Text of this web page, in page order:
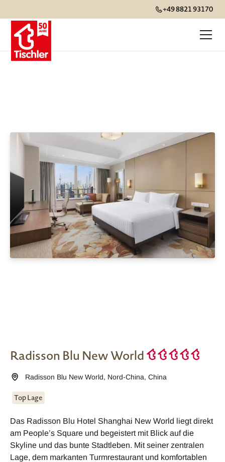
+49 8821 93170
Radisson Blu New World
Radisson Blu New World, Nord-China,China
Top Lage
Das Radisson Blu Hotel Shanghai New World liegt direkt
am People’s Square und begeistert mit Blick auf die
Skyline und das bunte Stadtleben. Mit seiner zentralen
Lage, dem markanten Turmrestaurant und komfortablen